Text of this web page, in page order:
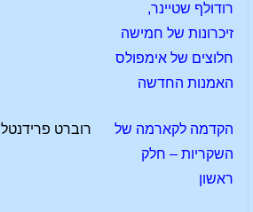
רודולף שטיינר,
זיכרונות של חמישה
חלוצים של אימפולס
האמנות החדשה
הקדמה לקארמה של
השקריות – חלק
ראשון
רוברט פרידנטל